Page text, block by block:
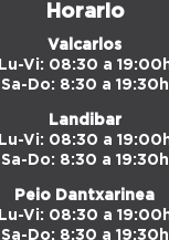
Horario
Valcarlos
Lu-Vi: 08:30 a
Sa-Do: 8:30 a 19:30h
Landibar
Lu-Vi: 08:30 a
Sa-Do: 8:30 a 19:30h
Peio Dantxarinea
Lu-Vi: 08:30 a
Sa-Do: 8:30 a 19:30h